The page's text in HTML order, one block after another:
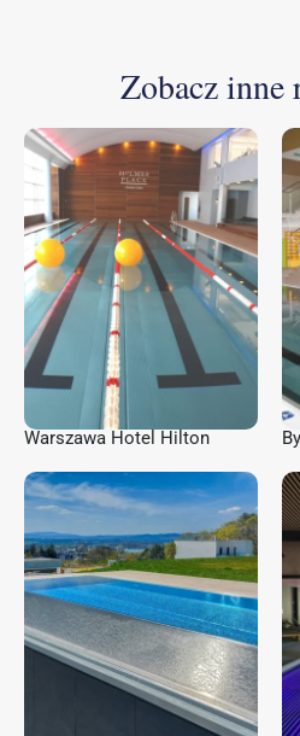
Zobacz inne
Warszawa Hotel Hilton